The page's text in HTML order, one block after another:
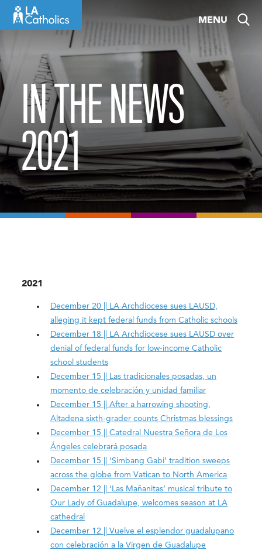
MENU
IN THE NEWS
2021
2021
December 20 || LA Archdiocese sues LAUSD,
alleging it kept federal funds from Catholic schools
December 18 || LA Archdiocese sues LAUSD over
denial of federal funds for low-income Catholic
school students
December 15 || Las tradicionales posadas, un
momento de celebración y unidad familiar
December 15 || After a harrowing shooting,
Altadena sixth-grader counts Christmas blessings
December 15 || Catedral Nuestra Señora de Los
Ángeles celebrará posada
December 15 || ‘Simbang Gabi’ tradition sweeps
across the globe from Vatican to North America
December 12 || ‘Las Mañanitas’ musical tribute to
Our Lady of Guadalupe, welcomes season at LA
cathedral
December 12 || Vuelve el esplendor guadalupano
con celebración a la Virgen de Guadalupe